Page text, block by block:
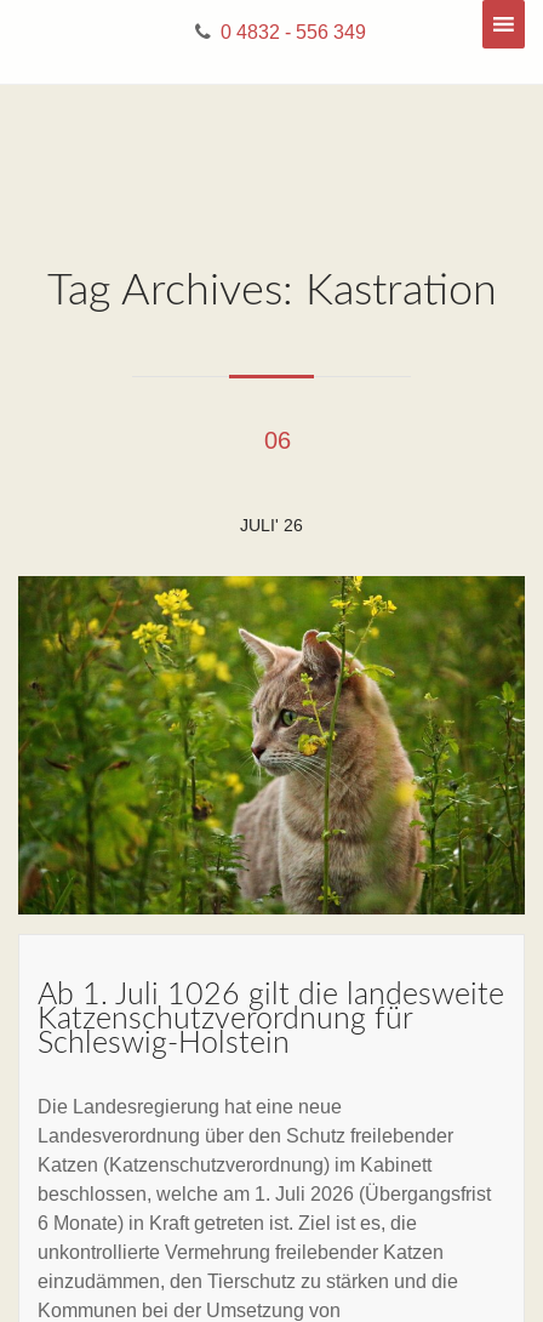
0 4832 - 556 349
Tag Archives: Kastration
06
JULI' 26
Ab 1. Juli 1026 gilt die landesweite
Katzenschutzverordnung für
Schleswig-Holstein
Die Landesregierung hat eine neue
Landesverordnung über den Schutz freilebender
Katzen (Katzenschutzverordnung) im Kabinett
beschlossen, welche am 1. Juli 2026 (Übergangsfrist
6 Monate) in Kraft getreten ist. Ziel ist es, die
unkontrollierte Vermehrung freilebender Katzen
einzudämmen, den Tierschutz zu stärken und die
Kommunen bei der Umsetzung von